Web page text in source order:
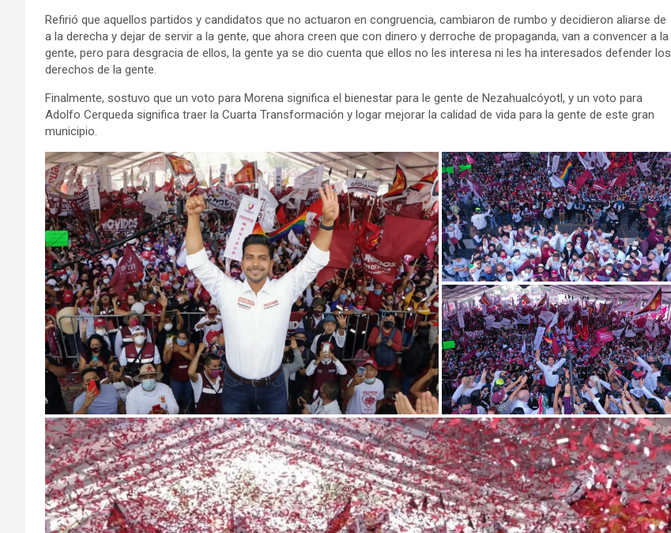
Refirió que aquellos partidos y candidatos que no actuaron en congruencia, cambiaron de rumbo y decidieron aliarse de
a la derecha y dejar de servir a la gente, que ahora creen que con dinero y derroche de propaganda, van a convencer a la
gente, pero para desgracia de ellos, la gente ya se dio cuenta que ellos no les interesa ni les ha interesados defender los
derechos de la gente.
Finalmente, sostuvo que un voto para Morena significa el bienestar para le gente de Nezahualcóyotl, y un voto para
Adolfo Cerqueda significa traer la Cuarta Transformación y logar mejorar la calidad de vida para la gente de este gran
municipio.